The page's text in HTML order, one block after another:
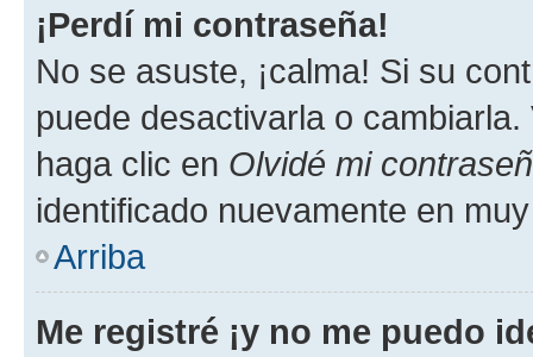
¡Perdí mi contraseña!
No se asuste, ¡calma! Si su
puede desactivarla o
haga clic en Olvidé mi
identificado nuevamente en
Arriba
Me registré ¡y no me puedo